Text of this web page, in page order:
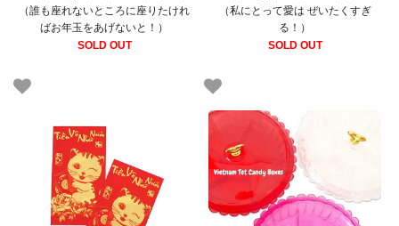
（誰も座れないところに座りたけれ
ばお年玉をあげないと！）
SOLD OUT
（私にとって愛は ぜいたくすぎ
る！）
SOLD OUT